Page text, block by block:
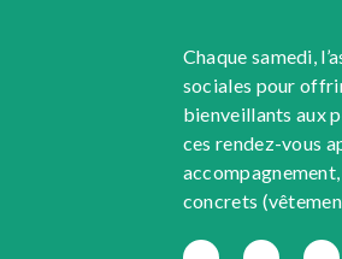
Chaque samedi,
sociales pour
bienveillants aux
ces rendez-vous
concrets